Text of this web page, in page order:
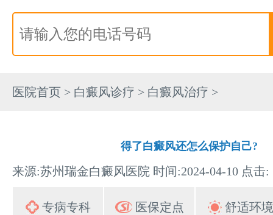
医院首页 > 白癜风诊疗 > 白癜风治疗 >
得了白癜风还怎么保护自己?
来源:苏州瑞金白癜风医院 时间:2024-04-10 点击:
专病专科 医保定点 舒适环境